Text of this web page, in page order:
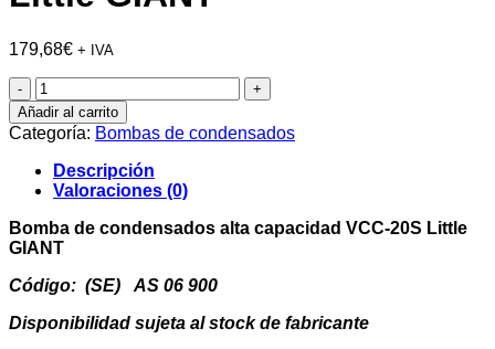
179,68€ + IVA
Bomba
de
condensados
alta
capacidad
VCC-
20S
Little
GIANT
Añadir al carrito
Categoría: Bombas de condensados
Descripción
Valoraciones (0)
Bomba de condensados alta capacidad VCC-20S Little
GIANT
Código: (SE) AS 06 900
Disponibilidad sujeta al stock de fabricante